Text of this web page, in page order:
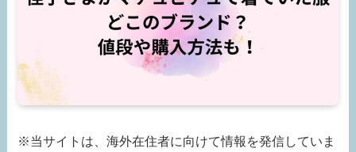
※当サイトは、海外在住者に向けて情報を発信していま